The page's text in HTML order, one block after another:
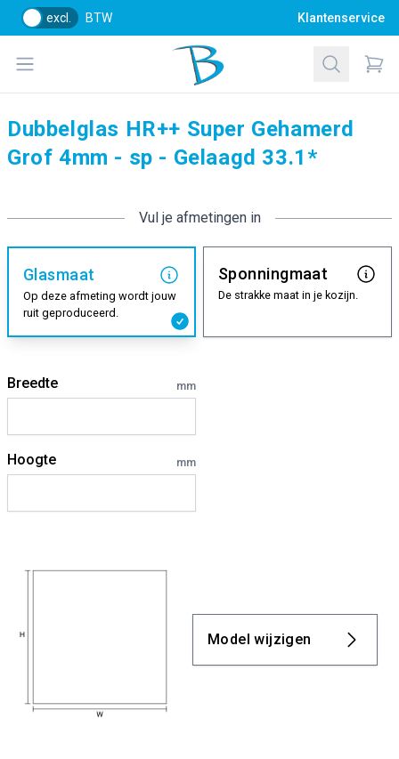
excl. BTW Klantenservice
Open menu
Bol Glascentrum B.V.
Zoeken
Dubbelglas HR++ Super Gehamerd
Grof 4mm - sp - Gelaagd 33.1*
Vul je afmetingen in
Glasmaat
Op deze afmeting wordt jouw
ruit geproduceerd.
Sponningmaat
De strakke maat in je kozijn.
Breedte mm
Hoogte mm
Model wijzigen